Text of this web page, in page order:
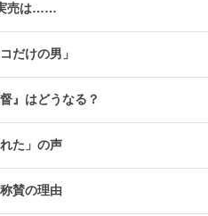
売は……
だけの男」
』はどうなる？
た」の声
賛の理由